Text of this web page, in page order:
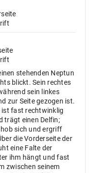
stehenden Neptun
blickt. Sein rechtes
sein linkes
zur Seite gezogen ist.
ist fast rechtwinklig
trägt einen Delfin;
sich und ergriff
die Vorderseite der
eine Falte der
ihm hängt und fast
zwischen seinem